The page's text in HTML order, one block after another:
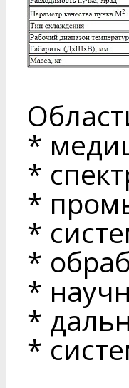
*
*
*
*
*
*
*
*